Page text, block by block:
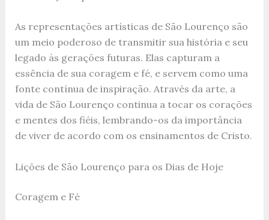
As representações artísticas de São Lourenço são
um meio poderoso de transmitir sua história e seu
legado às gerações futuras. Elas capturam a
essência de sua coragem e fé, e servem como uma
fonte contínua de inspiração. Através da arte, a
vida de São Lourenço continua a tocar os corações
e mentes dos fiéis, lembrando-os da importância
de viver de acordo com os ensinamentos de Cristo.
Lições de São Lourenço para os Dias de Hoje
Coragem e Fé